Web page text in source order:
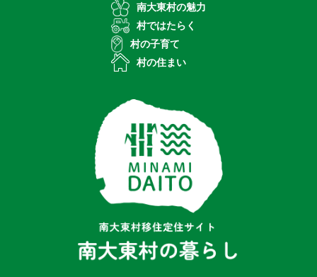
南大東村の魅力
村ではたらく
村の子育て
村の住まい